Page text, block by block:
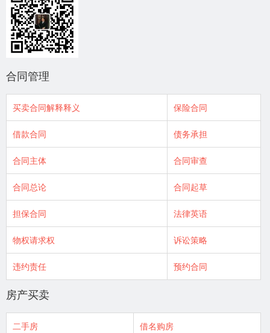
合同管理
买卖合同解释释义 保险合同
借款合同 债务承担
合同主体 合同审查
合同总论 合同起草
担保合同 法律英语
物权请求权 诉讼策略
违约责任 预约合同
房产买卖
二手房 借名购房